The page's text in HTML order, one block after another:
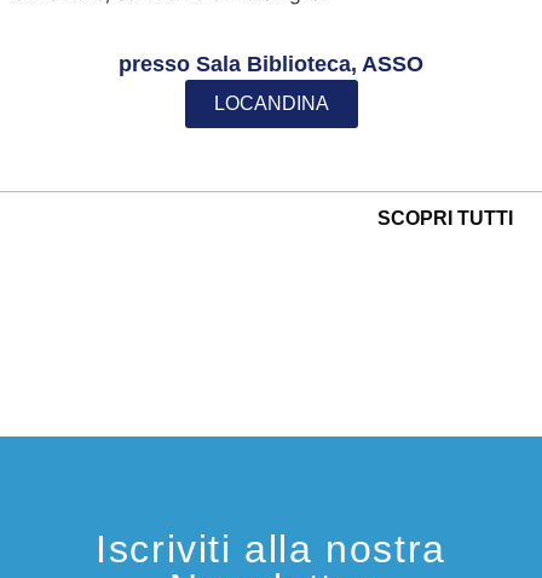
presso Sala Biblioteca, ASSO
LOCANDINA
SCOPRI TUTTI
Iscriviti alla nostra